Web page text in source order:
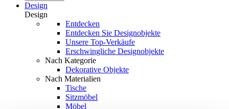
Design
Design
Entdecken
Entdecken Sie Designobjekte
Unsere Top-Verkäufe
Erschwingliche Designobjekte
Nach Kategorie
Dekorative Objekte
Nach Materialien
Tische
Sitzmöbel
Möbel